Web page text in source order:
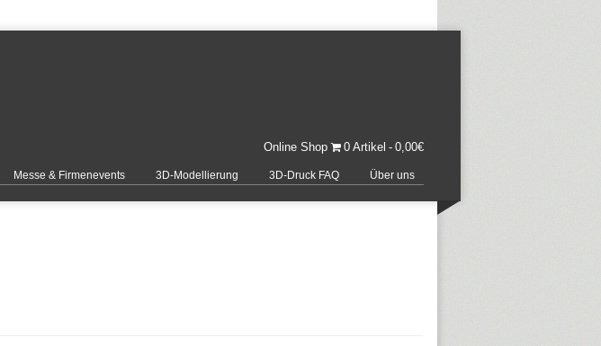
Online Shop 0 Artikel 0,00€
Messe & Firmenevents 3D-Modellierung 3D-Druck FAQ Über uns